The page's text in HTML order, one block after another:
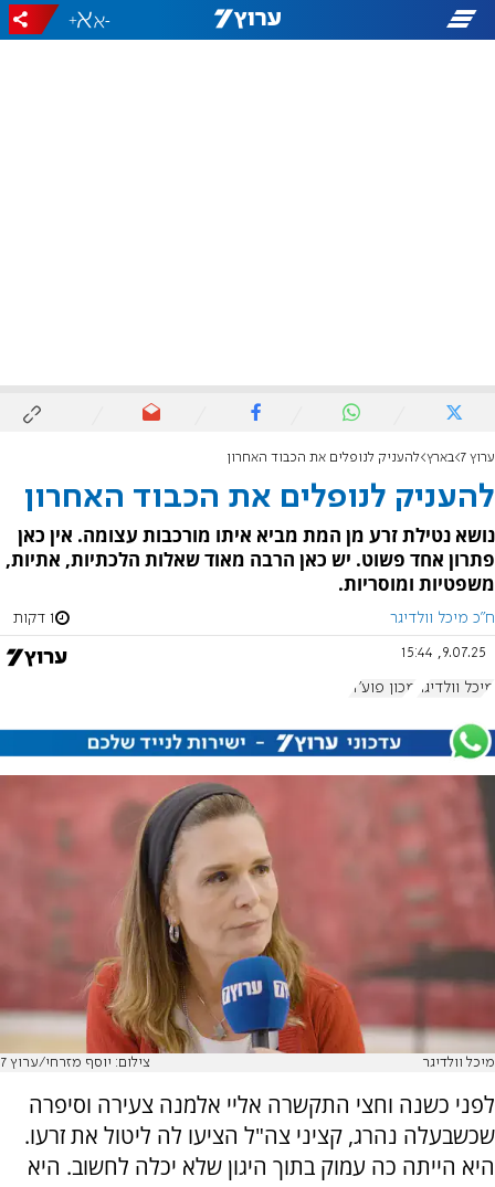
-
+
ערוץ 7 בארץ להעניק לנופלים את הכבוד האחרון
להעניק לנופלים את הכבוד האחרון
נושא נטילת זרע מן המת מביא איתו מורכבות עצומה. אין כאן
פתרון אחד פשוט. יש כאן הרבה מאוד שאלות הלכתיות, אתיות,
משפטיות ומוסריות.
ח"כ מיכל וולדיגר 1 דקות
9.07.25, 15:44
מיכל וולדיגר מכון פוע"ה
מיכל וולדיגר צילום: יוסף מזרחי/ערוץ 7
לפני כשנה וחצי התקשרה אליי אלמנה צעירה וסיפרה
שכשבעלה נהרג, קציני צה"ל הציעו לה ליטול את זרעו.
היא הייתה כה עמוק בתוך היגון שלא יכלה לחשוב. היא